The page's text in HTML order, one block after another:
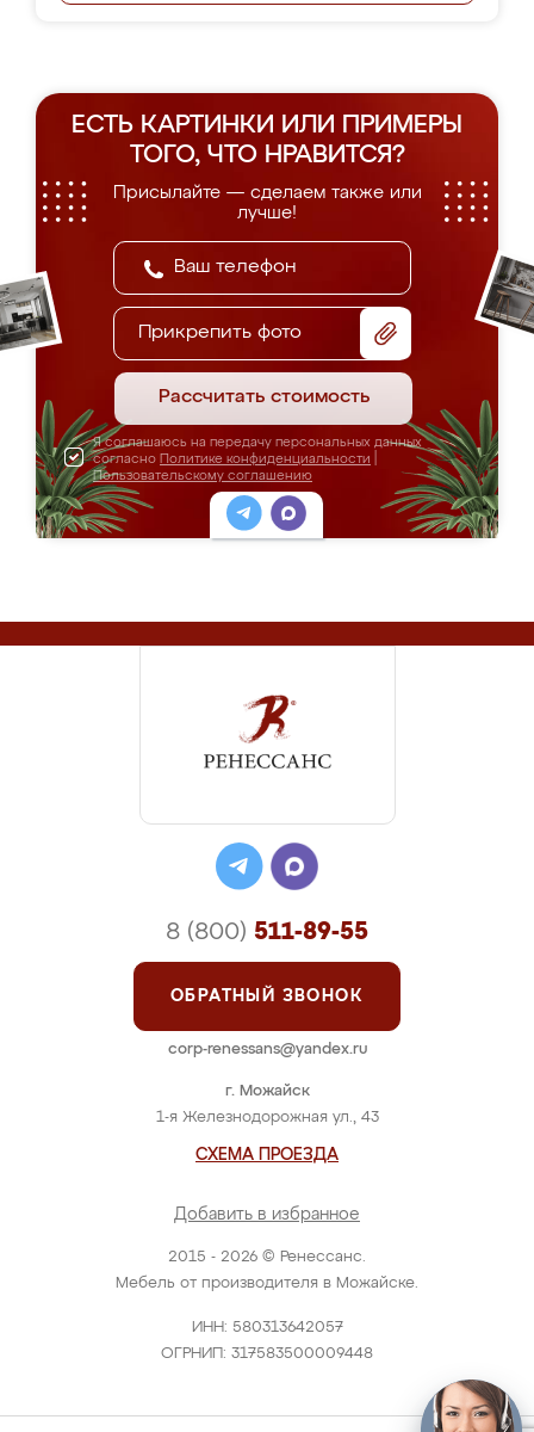
ЕСТЬ КАРТИНКИ ИЛИ ПРИМЕРЫ
ТОГО, ЧТО НРАВИТСЯ?
Присылайте — сделаем также или
лучше!
Прикрепить фото
Рассчитать стоимость
Я соглашаюсь на передачу персональных данных
согласно Политике конфиденциальности
Пользовательскому соглашению
2015 - 2026 © Ренессанс.
Мебель от производителя в Можайске.
ИНН: 580313642057
ОГРНИП: 317583500009448
г. Можайск
1-я Железнодорожная ул., 43
СХЕМА ПРОЕЗДА
Добавить в избранное
8 (800) 511-89-55
ОБРАТНЫЙ ЗВОНОК
corp-renessans@yandex.ru